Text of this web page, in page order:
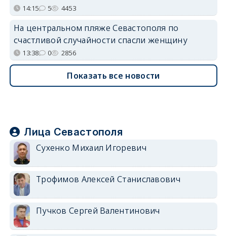
14:15 5 4453
На центральном пляже Севастополя по
счастливой случайности спасли женщину
13:38 0 2856
Показать все новости
Лица Севастополя
Сухенко Михаил Игоревич
Трофимов Алексей Станиславович
Пучков Сергей Валентинович